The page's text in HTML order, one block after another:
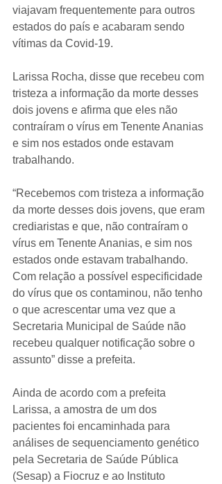
viajavam frequentemente para outros
estados do país e acabaram sendo
vítimas da Covid-19.
Larissa Rocha, disse que recebeu com
tristeza a informação da morte desses
dois jovens e afirma que eles não
contraíram o vírus em Tenente Ananias
e sim nos estados onde estavam
trabalhando.
“Recebemos com tristeza a informação
da morte desses dois jovens, que eram
crediaristas e que, não contraíram o
vírus em Tenente Ananias, e sim nos
estados onde estavam trabalhando.
Com relação a possível especificidade
do vírus que os contaminou, não tenho
o que acrescentar uma vez que a
Secretaria Municipal de Saúde não
recebeu qualquer notificação sobre o
assunto” disse a prefeita.
Ainda de acordo com a prefeita
Larissa, a amostra de um dos
pacientes foi encaminhada para
análises de sequenciamento genético
pela Secretaria de Saúde Pública
(Sesap) a Fiocruz e ao Instituto